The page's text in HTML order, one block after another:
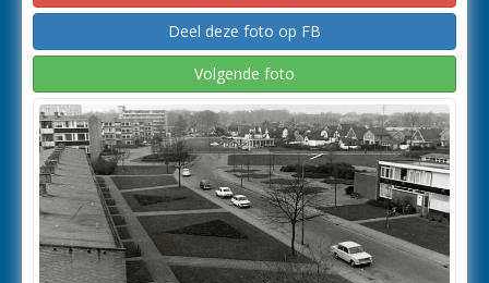
Deel deze foto op FB
Volgende foto